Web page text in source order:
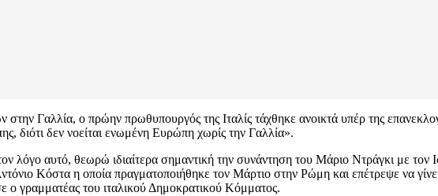
Γαλλία, ο πρώην πρωθυπουργός της Ιταλίς τάχθηκε ανοικτά υπέρ της
διότι δεν νοείται ενωμένη Ευρώπη χωρίς την Γαλλία».
λόγο αυτό, θεωρώ ιδιαίτερα σημαντική την συνάντηση του Μάριο Ντράγκι με
Κόστα η οποία πραγματοποιήθηκε τον Μάρτιο στην Ρώμη και επέτρεψε να
ο γραμματέας του ιταλικού Δημοκρατικού Κόμματος.